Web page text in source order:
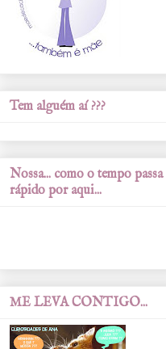
Tem alguém aí ???
Nossa... como o tempo passa
rápido por aqui...
ME LEVA CONTIGO...